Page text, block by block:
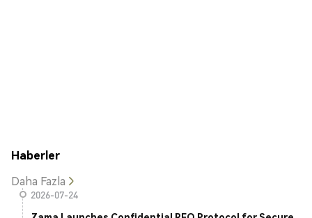
Haberler
Daha Fazla
2026-07-24